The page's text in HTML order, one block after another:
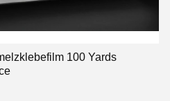
100 Yards